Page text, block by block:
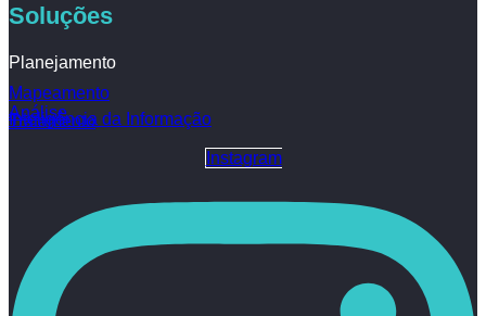
Soluções
Planejamento
Mapeamento
Análise
Tratamento
Inteligência da Informação
Instagram